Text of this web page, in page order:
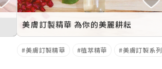
美膚訂製精華 為你的美麗耕耘
美膚訂製精華 植萃精華 美膚訂製系列